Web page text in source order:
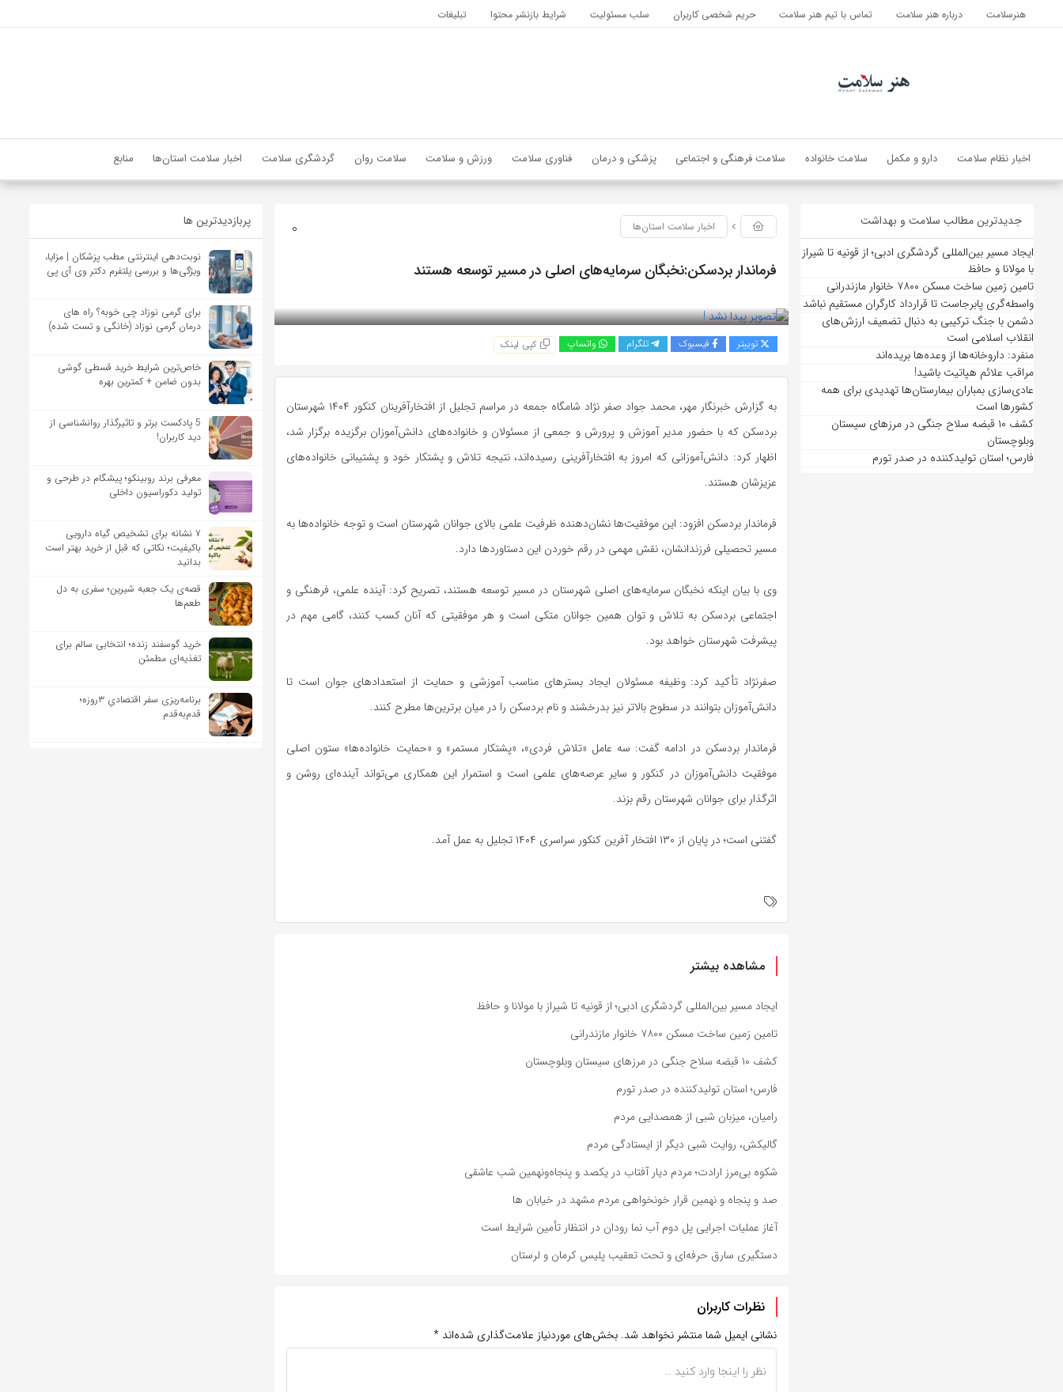
هنرسلامت درباره هنر سلامت تماس با تیم هنر سلامت حریم شخصی کاربران سلب مسئولیت شرایط بازنشر محتوا تبلیغات
اخبار نظام سلامت دارو و مکمل سلامت خانواده سلامت فرهنگی و اجتماعی پزشکی و درمان فناوری سلامت ورزش و سلامت سلامت روان گردشگری سلامت اخبار سلامت استان‌ها منابع
جدیدترین مطالب سلامت و بهداشت
ایجاد مسیر بین‌المللی گردشگری ادبی؛ از قونیه تا شیراز
با مولانا و حافظ
تامین زمین ساخت مسکن ۷۸۰۰ خانوار مازندرانی
واسطه‌گری پابرجاست تا قرارداد کارگران مستقیم نباشد
دشمن با جنگ ترکیبی به دنبال تضعیف ارزش‌های
انقلاب اسلامی است
منفرد: داروخانه‌ها از وعده‌ها بریده‌اند
مراقب علائم هپاتیت باشید!
عادی‌سازی بمباران بیمارستان‌ها تهدیدی برای همه
کشورها است
کشف ۱۰ قبضه سلاح جنگی در مرزهای سیستان
وبلوچستان
فارس؛ استان تولیدکننده در صدر تورم
0 اخبار سلامت استان‌ها
فرماندار بردسکن:نخبگان سرمایه‌های اصلی در مسیر توسعه هستند
توییتر فیسبوک تلگرام واتساپ کپی لینک
به گزارش خبرنگار مهر، محمد جواد صفر نژاد شامگاه جمعه در مراسم تجلیل از افتخارآفرینان کنکور ۱۴۰۴ شهرستان
بردسکن که با حضور مدیر آموزش و پرورش و جمعی از مسئولان و خانواده‌های دانش‌آموزان برگزیده برگزار شد،
اظهار کرد: دانش‌آموزانی که امروز به افتخارآفرینی رسیده‌اند، نتیجه تلاش و پشتکار خود و پشتیبانی خانواده‌های
عزیزشان هستند.
فرماندار بردسکن افزود: این موفقیت‌ها نشان‌دهنده ظرفیت علمی بالای جوانان شهرستان است و توجه خانواده‌ها به
مسیر تحصیلی فرزندانشان، نقش مهمی در رقم خوردن این دستاوردها دارد.
وی با بیان اینکه نخبگان سرمایه‌های اصلی شهرستان در مسیر توسعه هستند، تصریح کرد: آینده علمی، فرهنگی و
اجتماعی بردسکن به تلاش و توان همین جوانان متکی است و هر موفقیتی که آنان کسب کنند، گامی مهم در
پیشرفت شهرستان خواهد بود.
صفرنژاد تأکید کرد: وظیفه مسئولان ایجاد بسترهای مناسب آموزشی و حمایت از استعدادهای جوان است تا
دانش‌آموزان بتوانند در سطوح بالاتر نیز بدرخشند و نام بردسکن را در میان برترین‌ها مطرح کنند.
فرماندار بردسکن در ادامه گفت: سه عامل «تلاش فردی»، «پشتکار مستمر» و «حمایت خانواده‌ها» ستون اصلی
موفقیت دانش‌آموزان در کنکور و سایر عرصه‌های علمی است و استمرار این همکاری می‌تواند آینده‌ای روشن و
اثرگذار برای جوانان شهرستان رقم بزند.
گفتنی است؛ در پایان از ۱۳۰ افتخار آفرین کنکور سراسری ۱۴۰۴ تجلیل به عمل آمد.
مشاهده بیشتر
ایجاد مسیر بین‌المللی گردشگری ادبی؛ از قونیه تا شیراز با مولانا و حافظ
تامین زمین ساخت مسکن ۷۸۰۰ خانوار مازندرانی
کشف ۱۰ قبضه سلاح جنگی در مرزهای سیستان وبلوچستان
فارس؛ استان تولیدکننده در صدر تورم
رامیان، میزبان شبی از همصدایی مردم
گالیکش، روایت شبی دیگر از ایستادگی مردم
شکوه بی‌مرز ارادت؛ مردم دیار آفتاب در یکصد و پنجاه‌ونهمین شب عاشقی
صد و پنجاه و نهمین قرار خونخواهی مردم مشهد در خیابان ها
آغاز عملیات اجرایی پل دوم آب نما رودان در انتظار تأمین شرایط است
دستگیری سارق حرفه‌ای و تحت تعقیب پلیس کرمان و لرستان
نظرات کاربران
نشانی ایمیل شما منتشر نخواهد شد. بخش‌های موردنیاز علامت‌گذاری شده‌اند *
پربازدیدترین ها
نوبت‌دهی اینترنتی مطب پزشکان | مزایا،
ویژگی‌ها و بررسی پلتفرم دکتر وی آی پی
برای گرمی نوزاد چی خوبه؟ راه های
درمان گرمی نوزاد (خانگی و تست شده)
خاص‌ترین شرایط خرید قسطی گوشی
بدون ضامن + کمترین بهره
5 پادکست برتر و تاثیرگذار روانشناسی از
دید کاربران!
معرفی برند روبینکو؛ پیشگام در طرحی و
تولید دکوراسیون داخلی
۷ نشانه برای تشخیص گیاه دارویی
باکیفیت؛ نکاتی که قبل از خرید بهتر است
بدانید
قصه‌ی یک جعبه شیرین؛ سفری به دل
طعم‌ها
خرید گوسفند زنده؛ انتخابی سالم برای
تغذیه‌ای مطمئن
برنامه‌ریزی سفر اقتصادیِ ۳روزه؛
قدم‌به‌قدم